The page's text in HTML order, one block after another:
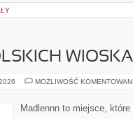
MOŻLIWOŚĆ
Madlennn to miejsce,